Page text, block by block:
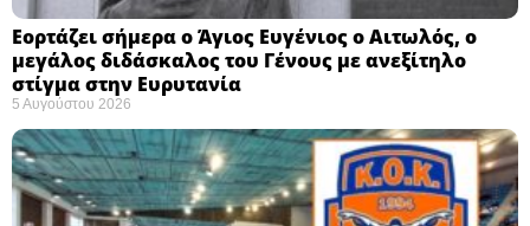
Εορτάζει σήμερα ο Άγιος Ευγένιος ο Αιτωλός, ο
μεγάλος διδάσκαλος του Γένους με ανεξίτηλο
στίγμα στην Ευρυτανία
5 Αυγούστου 2026